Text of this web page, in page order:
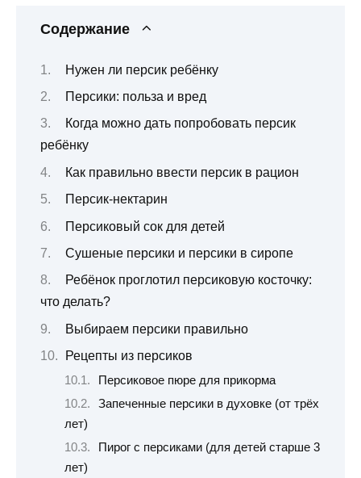
Содержание
Нужен ли персик ребёнку
Персики: польза и вред
Когда можно дать попробовать персик
ребёнку
Как правильно ввести персик в рацион
Персик-нектарин
Персиковый сок для детей
Сушеные персики и персики в сиропе
Ребёнок проглотил персиковую косточку:
что делать?
Выбираем персики правильно
Рецепты из персиков
Персиковое пюре для прикорма
Запеченные персики в духовке (от трёх
лет)
Пирог с персиками (для детей старше 3
лет)